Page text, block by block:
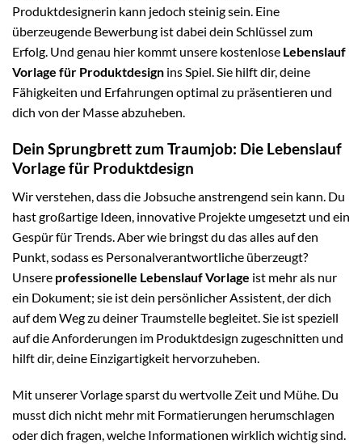
Produktdesignerin kann jedoch steinig sein. Eine
überzeugende Bewerbung ist dabei dein Schlüssel zum
Erfolg. Und genau hier kommt unsere kostenlose Lebenslauf
Vorlage für Produktdesign ins Spiel. Sie hilft dir, deine
Fähigkeiten und Erfahrungen optimal zu präsentieren und
dich von der Masse abzuheben.
Dein Sprungbrett zum Traumjob: Die Lebenslauf
Vorlage für Produktdesign
Wir verstehen, dass die Jobsuche anstrengend sein kann. Du
hast großartige Ideen, innovative Projekte umgesetzt und ein
Gespür für Trends. Aber wie bringst du das alles auf den
Punkt, sodass es Personalverantwortliche überzeugt?
Unsere professionelle Lebenslauf Vorlage ist mehr als nur
ein Dokument; sie ist dein persönlicher Assistent, der dich
auf dem Weg zu deiner Traumstelle begleitet. Sie ist speziell
auf die Anforderungen im Produktdesign zugeschnitten und
hilft dir, deine Einzigartigkeit hervorzuheben.
Mit unserer Vorlage sparst du wertvolle Zeit und Mühe. Du
musst dich nicht mehr mit Formatierungen herumschlagen
oder dich fragen, welche Informationen wirklich wichtig sind.